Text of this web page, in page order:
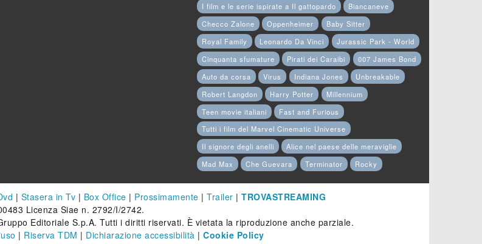
I film e le serie ispirate a Il gattopardo
Biancaneve
Checco Zalone
Oppenheimer
Baby Sitter
Royal Family
Leonardo Da Vinci
Jurassic Park - World
Cinquanta sfumature
Pirati dei Caraibi
007 James Bond
Auto da corsa
Virus Indiana Jones
Unbreakable
Robert Langdon
Harry Potter
Millennium
Teen movie italiani
Fast and Furious
Tutti i film del Marvel Cinematic Universe
Il signore degli anelli
Alice nel paese delle meraviglie
Mad Max
Che Guevara Terminator Rocky
| Stasera in Tv | Box Office | Prossimamente | Trailer | TROVASTREAMING
Licenza Siae n. 2792/I/2742.
Editoriale S.p.A. Tutti i diritti riservati. È vietata la riproduzione anche parziale.
| Riserva TDM | Dichiarazione accessibilità | Cookie Policy